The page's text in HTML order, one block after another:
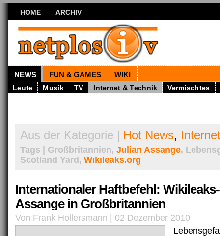
HOME ARCHIV
NEWS FUN & GAMES WIKI
Leute Musik TV Internet & Technik Vermischtes
Aus der Kategorie | Hot News,
Tags | Großbritannien, Julian Assange,
Scotland Yard, Wikileaks.org
Internationaler Haftbefehl:
Assange in Großbritannien
Von Frank Hollersmann | 02 Dezember 2010